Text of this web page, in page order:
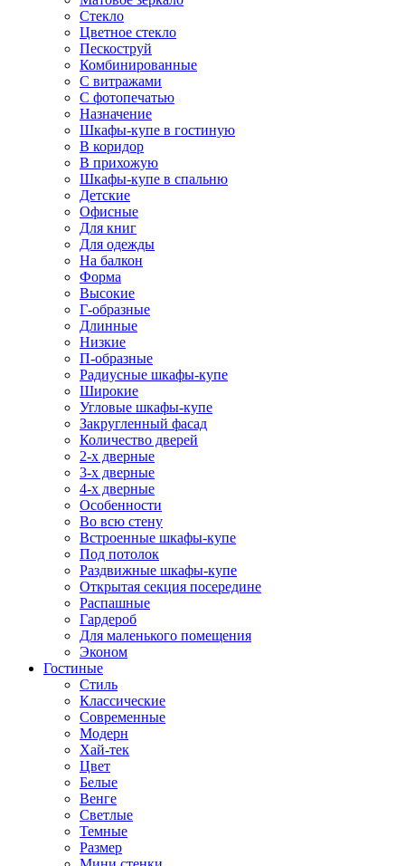
Стекло
Цветное стекло
Пескоструй
Комбинированные
С витражами
С фотопечатью
Назначение
Шкафы-купе в гостиную
В коридор
В прихожую
Шкафы-купе в спальню
Детские
Офисные
Для книг
Для одежды
На балкон
Форма
Высокие
Г-образные
Длинные
Низкие
П-образные
Радиусные шкафы-купе
Широкие
Угловые шкафы-купе
Закругленный фасад
Количество дверей
2-х дверные
3-х дверные
4-х дверные
Особенности
Во всю стену
Встроенные шкафы-купе
Под потолок
Раздвижные шкафы-купе
Открытая секция посередине
Распашные
Гардероб
Для маленького помещения
Эконом
Гостиные
Стиль
Классические
Современные
Модерн
Хай-тек
Цвет
Белые
Венге
Светлые
Темные
Размер